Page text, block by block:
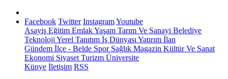
Facebook Twitter InstagramYoutube
Asayiş Eğitim EmlakYaşam Tarım Ve Sanayi Belediye
Teknoloji Yerel Tanıtım İş Dünyası Yatırım İlan
Gündem İlçe - Belde SporSağlık Magazin Kültür Ve Sanat
Ekonomi Siyaset Turizm Üniversite
Künye İletişim RSS